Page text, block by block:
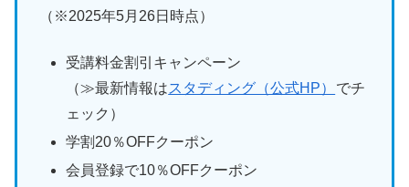
（※2025年5月26日時点）
受講料金割引キャンペーン
（≫最新情報はスタディング（公式HP）
でチ
ェック）
学割20％OFFクーポン
会員登録で10％OFFクーポン